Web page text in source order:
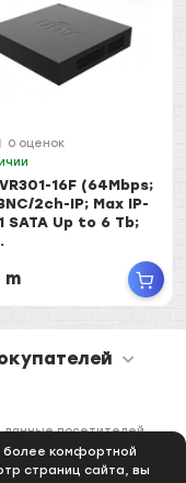
более комфортной
страниц сайта, вы
0 оценок
16F (64Mbps;
2ch-IP; Max IP-
SATA Up to 6 Tb;
m
данные посетителей
политикой